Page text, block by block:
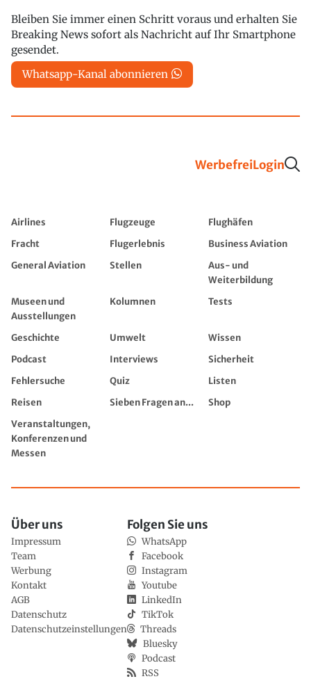
Bleiben Sie immer einen Schritt voraus und erhalten Sie
Breaking News sofort als Nachricht auf Ihr Smartphone
gesendet.
Whatsapp-Kanal abonnieren
WerbefreiLogin
Airlines Flugzeuge
Flughäfen
Fracht
Flugerlebnis
Business Aviation
General Aviation
Stellen
Aus- und
Weiterbildung
Museen und
Ausstellungen
Kolumnen Tests
Geschichte Umwelt
Wissen
Podcast
Interviews
Sicherheit
Fehlersuche
Quiz
Listen
Reisen
Sieben Fragen an...
Shop
Veranstaltungen,
Konferenzen und
Messen
Über uns
Impressum
Team
Werbung
Kontakt
AGB
Datenschutz
Datenschutzeinstellungen
Folgen Sie uns
WhatsApp
Facebook
Instagram
Youtube
LinkedIn
TikTok
Threads
Bluesky
Podcast
RSS